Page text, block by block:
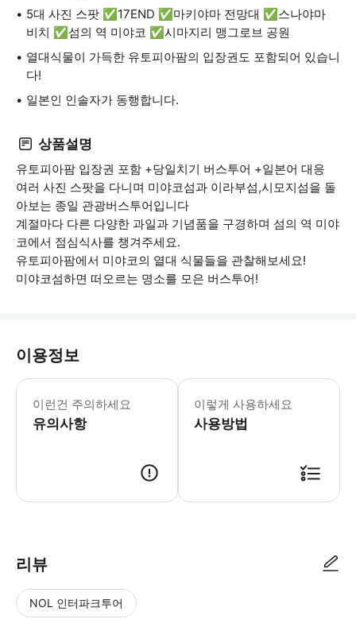
5대 사진 스팟 ✅17END ✅마키야마 전망대 ✅스나야마
비치 ✅섬의 역 미야코 ✅시마지리 맹그로브 공원
열대식물이 가득한 유토피아팜의 입장권도 포함되어 있습니
다!
일본인 인솔자가 동행합니다.
상품설명
유토피아팜 입장권 포함 +당일치기 버스투어 +일본어 대응
여러 사진 스팟을 다니며 미야코섬과 이라부섬,시모지섬을 돌
아보는 종일 관광버스투어입니다
계절마다 다른 다양한 과일과 기념품을 구경하며 섬의 역 미야
코에서 점심식사를 챙겨주세요.
유토피아팜에서 미야코의 열대 식물들을 관찰해보세요!
미야코섬하면 떠오르는 명소를 모은 버스투어!
이용정보
이런건 주의하세요
유의사항
※최소진행인원은 2명이상입니다. 인
이렇게 사용하세요
사용방법
리뷰
NOL 인터파크투어